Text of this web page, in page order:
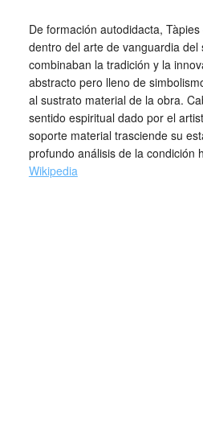
De formación autodidacta,
dentro del arte de vanguardia del
combinaban la tradición y la
abstracto pero lleno de
al sustrato material de la obra.
sentido espiritual dado por el
soporte material trasciende su
profundo análisis de la condición
Wikipedia